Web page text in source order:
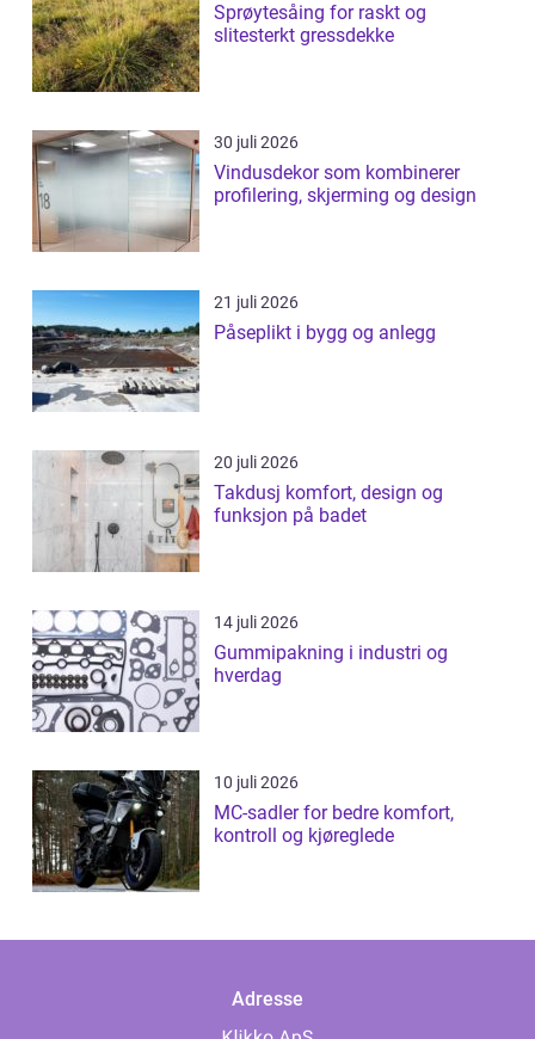
Sprøytesåing for raskt og
slitesterkt gressdekke
30 juli 2026
Vindusdekor som kombinerer
profilering, skjerming og design
21 juli 2026
Påseplikt i bygg og anlegg
20 juli 2026
Takdusj komfort, design og
funksjon på badet
14 juli 2026
Gummipakning i industri og
hverdag
10 juli 2026
MC-sadler for bedre komfort,
kontroll og kjøreglede
Adresse